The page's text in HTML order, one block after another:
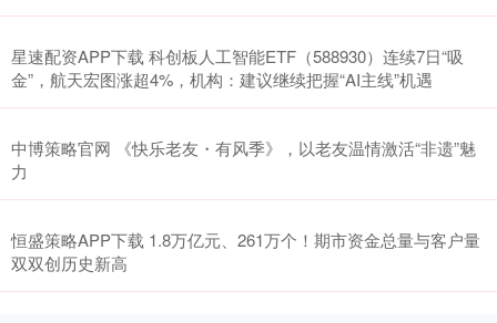
星速配资APP下载 科创板人工智能ETF（588930）连续7日“吸
金”，航天宏图涨超4%，机构：建议继续把握“AI主线”机遇
中博策略官网 《快乐老友・有风季》，以老友温情激活“非遗”魅
力
恒盛策略APP下载 1.8万亿元、261万个！期市资金总量与客户量
双双创历史新高